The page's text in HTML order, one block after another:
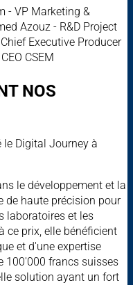
- VP Marketing &
Azouz - R&D Project
Executive Producer
CSEM
NOS
le Digital Journey à
le développement et la
de haute précision pour
laboratoires et les
ce prix, elle bénéficient
et d'une expertise
100'000 francs suisses
solution ayant un fort